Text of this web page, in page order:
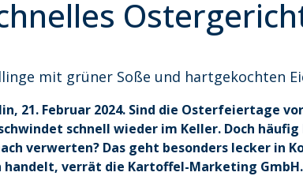
mit grüner Soße und hartgekochten
21. Februar 2024. Sind die Osterfeiertage
schnell wieder im Keller. Doch
verwerten? Das geht besonders lecker in
handelt, verrät die Kartoffel-Marketing GmbH.